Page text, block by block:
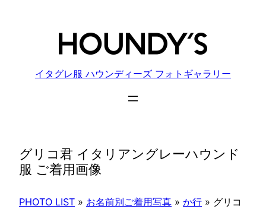
イタグレ服 ハウンディーズ フォトギャラリー
グリコ君 イタリアングレーハウンド
服 ご着用画像
PHOTO LIST » お名前別ご着用写真 » か行 » グリコ